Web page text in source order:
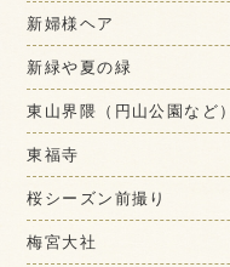
新婦様ヘア
新緑や夏の緑
東山界隈（円山公園など）
東福寺
桜シーズン前撮り
梅宮大社